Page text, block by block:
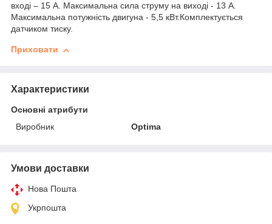
вході – 15 A. Максимальна сила струму на виході - 13 A.
Максимальна потужність двигуна - 5,5 кВт.Комплектується
датчиком тиску.
Приховати
Характеристики
Основні атрибути
Виробник
Optima
Умови доставки
Нова Пошта
Укрпошта